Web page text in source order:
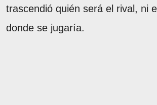
trascendió quién será el rival, ni
donde se jugaría.